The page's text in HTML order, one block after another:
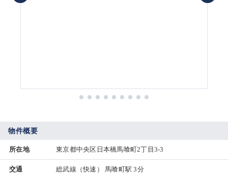
物件概要
所在地 東京都中央区日本橋馬喰町2丁目3-3
交通
総武線（快速） 馬喰町駅 3分